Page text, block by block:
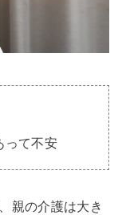
って不安
親の介護は大き